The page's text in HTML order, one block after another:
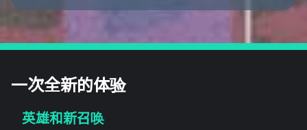
一次全新的体验
英雄和新召唤